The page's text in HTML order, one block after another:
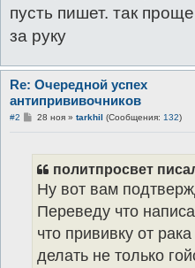
пусть пишет. так
за руку
Re: Очередной успех
антипрививочников
#2
С
е
28 ноя» tarkhil (Сообщения: 132)
политпросвет
Ну вот вам
Переведу что
что прививку от
делать не только